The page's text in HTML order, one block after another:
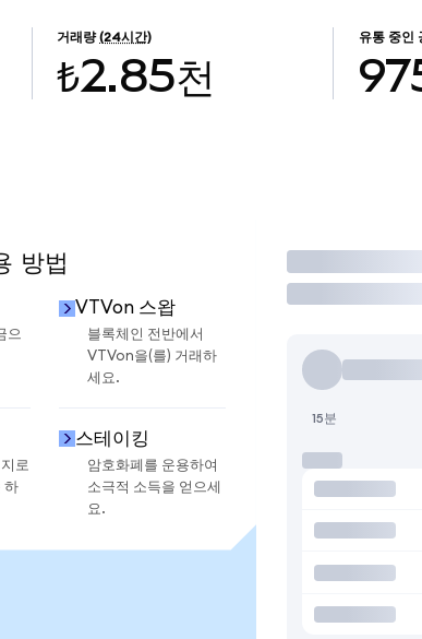
거래량 (24시간)
₺2.85천
유통 중인
방법
으
VTVon 스왑
블록체인 전반에서
VTVon을(를) 거래하
세요.
로
하
스테이킹
암호화폐를 운용하여
소극적 소득을 얻으세
요.
거래
15분